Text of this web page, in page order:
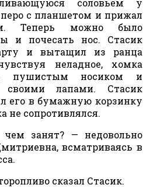
с планшетом и прижал
Теперь можно было
и почесать нос. Стасик
и вытащил из ранца
неладное, хомка
пушистым носиком и
лапами. Стасик
его в бумажную корзинку
не сопротивлялся.
занят? — недовольно
всматриваясь в
сказал Стасик.